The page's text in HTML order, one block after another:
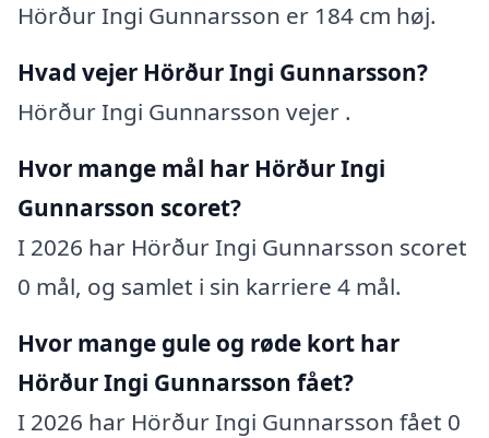
Hörður Ingi Gunnarsson er 184 cm høj.
Hvad vejer Hörður Ingi Gunnarsson?
Hörður Ingi Gunnarsson vejer .
Hvor mange mål har Hörður Ingi
Gunnarsson scoret?
I 2026 har Hörður Ingi Gunnarsson scoret
0 mål, og samlet i sin karriere 4 mål.
Hvor mange gule og røde kort har
Hörður Ingi Gunnarsson fået?
I 2026 har Hörður Ingi Gunnarsson fået 0